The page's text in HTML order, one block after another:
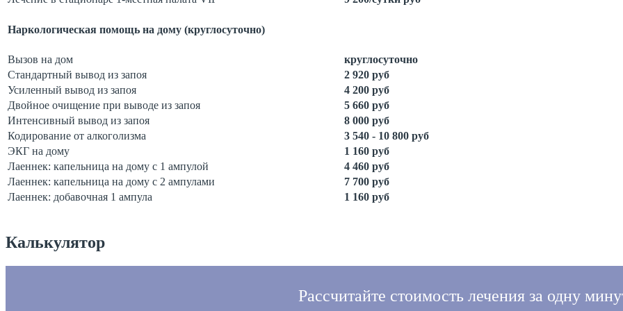
Наркологическая помощь на дому (круглосуточно)
Вызов на дом
круглосуточно
Стандартный вывод из запоя
2 920 руб
Усиленный вывод из запоя
4 200 руб
Двойное очищение при выводе из запоя
5 660 руб
Интенсивный вывод из запоя
8 000 руб
Кодирование от алкоголизма
3 540 - 10 800 руб
ЭКГ на дому
1 160 руб
Лаеннек: капельница на дому с 1 ампулой
4 460 руб
Лаеннек: капельница на дому с 2 ампулами
7 700 руб
Лаеннек: добавочная 1 ампула
1 160 руб
Калькулятор
Рассчитайте стоимость лечения за одну